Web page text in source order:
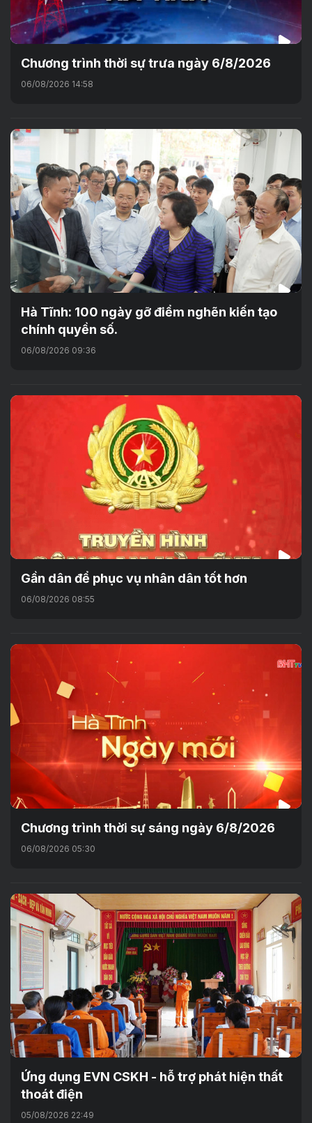
Chương trình thời sự trưa ngày 6/8/2026
06/08/2026 14:58
Hà Tĩnh: 100 ngày gỡ điểm nghẽn kiến tạo
chính quyền số.
06/08/2026 09:36
Gần dân để phục vụ nhân dân tốt hơn
06/08/2026 08:55
Chương trình thời sự sáng ngày 6/8/2026
06/08/2026 05:30
Ứng dụng EVN CSKH - hỗ trợ phát hiện thất
thoát điện
05/08/2026 22:49